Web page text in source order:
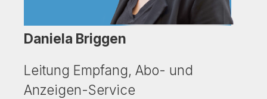
Daniela Briggen
Leitung Empfang, Abo- und
Anzeigen-Service